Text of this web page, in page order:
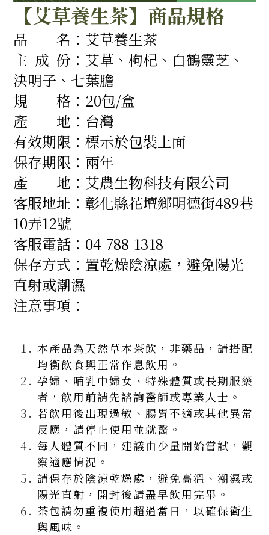
【艾草養生茶】商品規格
品 名：艾草養生茶
主 成 份：艾草、枸杞、白鶴靈芝、
決明子、七葉膽
規 格： 20包/盒
產 地 ： 台灣
有效期限： 標示於包裝上面
保存期限：兩年
產 地： 艾農生物科技有限公司
客服地址： 彰化縣花壇鄉明德街489巷
10弄12號
客服電話： 04-788-1318
保存方式： 置乾燥陰涼處，避免陽光
直射或潮濕
注意事項：
本產品為天然草本茶飲，非藥品，請搭配
均衡飲食與正常作息飲用。
孕婦、哺乳中婦女、特殊體質或長期服藥
者，飲用前請先諮詢醫師或專業人士。
若飲用後出現過敏、腸胃不適或其他異常
反應，請停止使用並就醫。
每人體質不同，建議由少量開始嘗試，觀
察適應情況。
請保存於陰涼乾燥處，避免高溫、潮濕或
陽光直射，開封後請盡早飲用完畢。
茶包請勿重複使用超過當日，以確保衛生
與風味。